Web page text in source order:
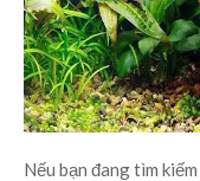
Nếu bạn đang tìm